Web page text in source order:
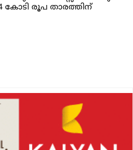
കോടി രൂപ താരത്തിന്